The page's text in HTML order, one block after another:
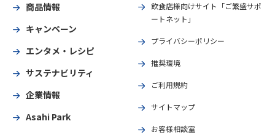
商品情報
キャンペーン
エンタメ・レシピ
サステナビリティ
企業情報
Asahi Park
飲食店様向けサイト「ご繁盛サポ
ートネット」
プライバシーポリシー
推奨環境
ご利用規約
サイトマップ
お客様相談室